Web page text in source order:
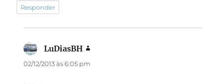
Responder
LuDiasBH
02/12/2013 às 6:05 pm